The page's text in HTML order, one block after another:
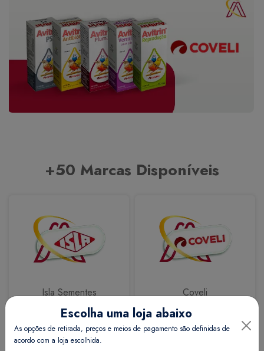
+50 Marcas Disponíveis
Isla Sementes Coveli
Escolha uma loja abaixo
As opções de retirada, preços e meios de pagamento são definidas de
acordo com a loja escolhida.